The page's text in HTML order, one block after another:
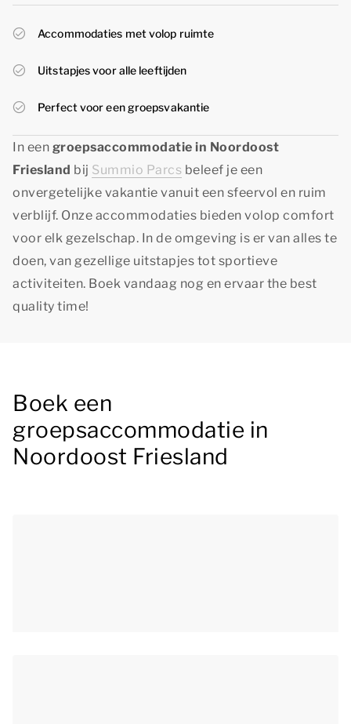
Accommodaties met volop ruimte
Uitstapjes voor alle leeftijden
Perfect voor een groepsvakantie
In een groepsaccommodatie in Noordoost
Friesland bij Summio Parcs beleef je een
onvergetelijke vakantie vanuit een sfeervol en ruim
verblijf. Onze accommodaties bieden volop comfort
voor elk gezelschap. In de omgeving is er van alles te
doen, van gezellige uitstapjes tot sportieve
activiteiten. Boek vandaag nog en ervaar the best
quality time!
Boek een
groepsaccommodatie in
Noordoost Friesland